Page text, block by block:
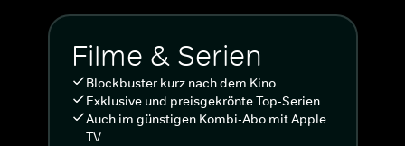
Filme & Serien
Blockbuster kurz nach dem Kino
Exklusive und preisgekrönte Top-Serien
Auch im günstigen Kombi-Abo mit Apple
TV